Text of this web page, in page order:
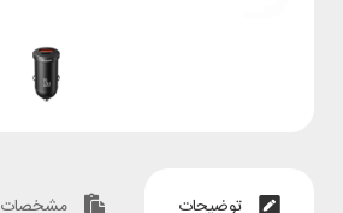
توضیحات مشخصات